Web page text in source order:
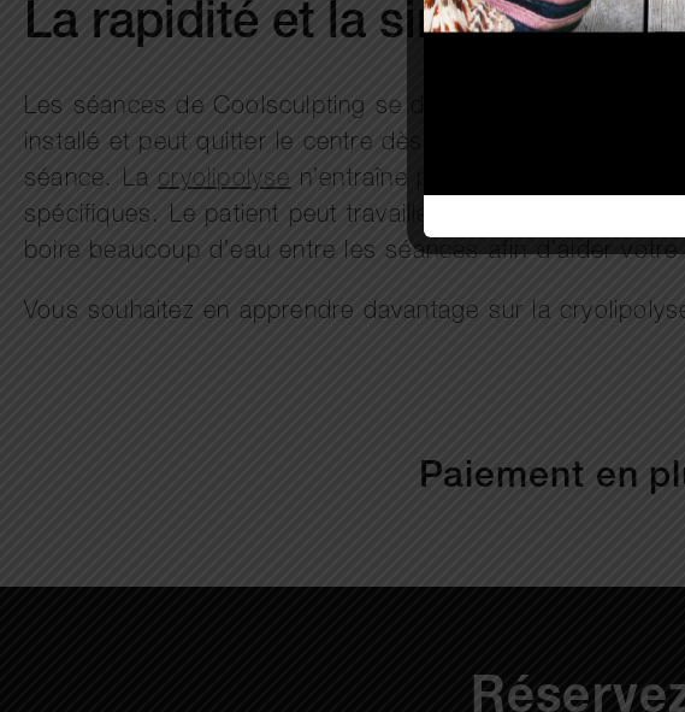
La rapidité et la simplicité du
Les séances de Coolsculpting se déroulent en centre
installé et peut quitter le centre dès la fin du protocole
séance. Lacryolipolysen’entraîne pas d’éviction
spécifiques. Le patient peut travailler, sortir avec ses
boire beaucoup d’eau entre les séances afin d’aider
Vous souhaitez en apprendre davantage sur la
Paiement en